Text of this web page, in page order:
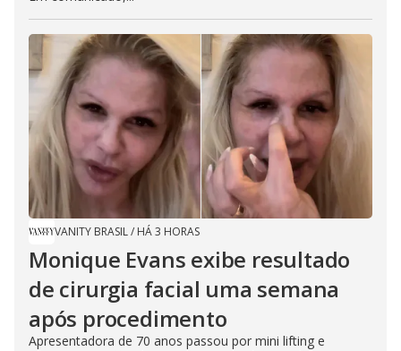
VANITY BRASIL/ HÁ 3 HORAS
Monique Evans exibe resultado
de cirurgia facial uma semana
após procedimento
Apresentadora de 70 anos passou por mini lifting e